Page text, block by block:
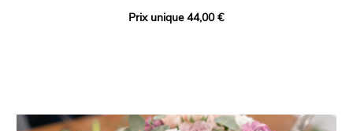
Prix unique 44,00 €